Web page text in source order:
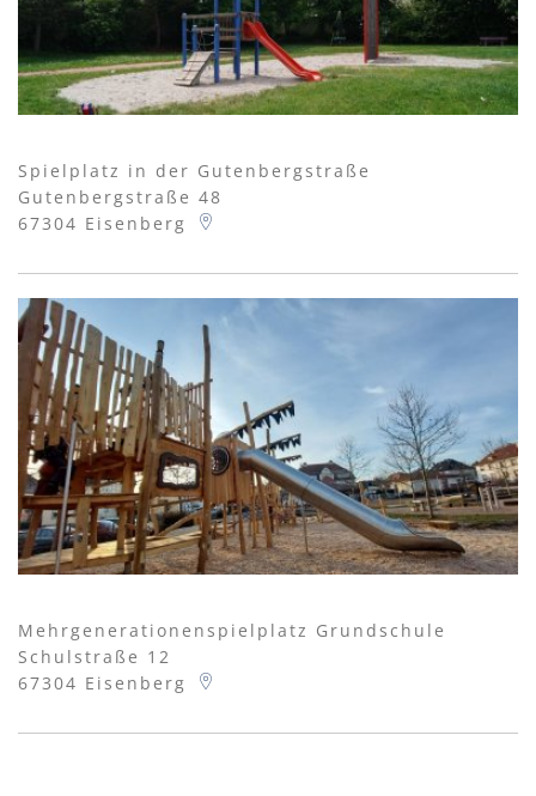
Spielplatz in der Gutenbergstraße
Gutenbergstraße 48
67304 Eisenberg
Mehrgenerationenspielplatz Grundschule
Schulstraße 12
67304 Eisenberg